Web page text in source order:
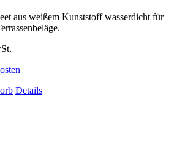
aus weißem Kunststoff wasserdicht für
Details